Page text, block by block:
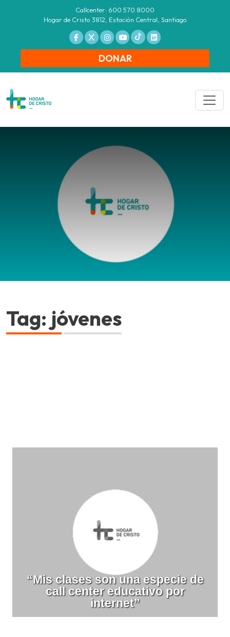
Callcenter: 600 570 8000
Hogar de Cristo 3812, Estación Central, Santiago
DONAR
Tag: jóvenes
“Mis clases son una especie de
call center educativo por
internet”